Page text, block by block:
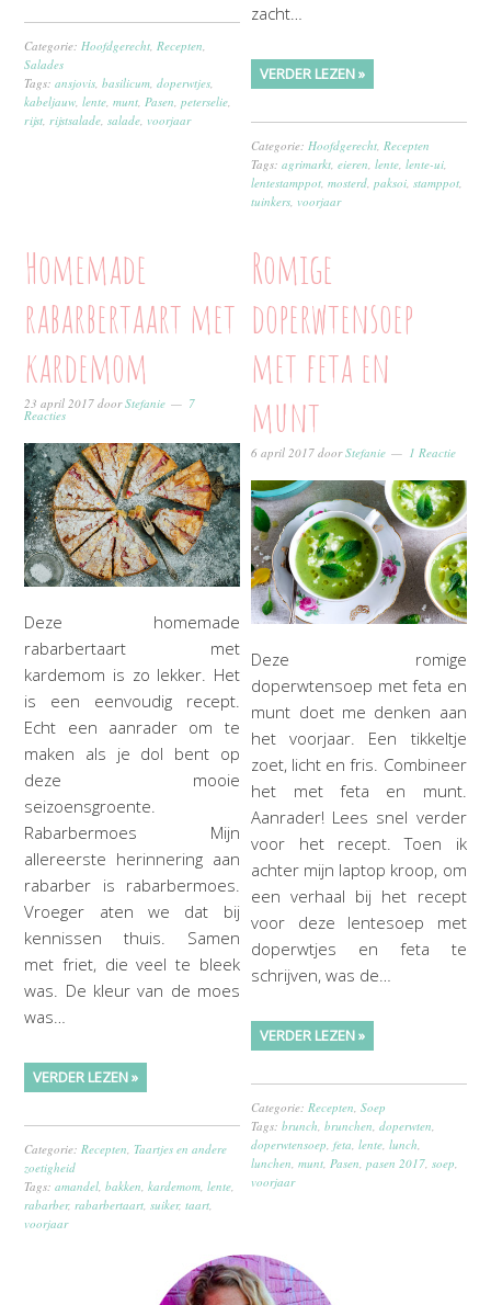
Categorie: Hoofdgerecht Recepten
Salades
Tags:ansjovis ,basilicum ,doperwtjes
kabeljauw ,lente ,munt Pasen ,peterselie
rijst rijstsalade ,salade voorjaar
zacht…
VERDER LEZEN »
Categorie:Hoofdgerecht,Recepten
Tags:agrimarkt,eieren,lente,lente-ui,
lentestamppot,mosterd,paksoi,stamppot,
tuinkers, voorjaar
Homemade
rabarbertaart met
kardemom
23 april 2017 doorStefanie 7
Reacties
Deze homemade
rabarbertaart met
kardemom is zo lekker. Het
is een eenvoudig recept.
Echt een aanrader om te
maken als je dol bent op
deze mooie
seizoensgroente.
Rabarbermoes Mijn
allereerste herinnering aan
rabarber is rabarbermoes.
Vroeger aten we dat bij
kennissen thuis. Samen
met friet, die veel te bleek
was. De kleur van de moes
was…
VERDER LEZEN »
Categorie:Recepten,Taartjes en andere
zoetigheid
Tags:amandel,bakken,kardemom,lente,
rabarber,rabarbertaart,suiker,taart,
voorjaar
Romige
doperwtensoep
met feta en
munt
6 april 2017 doorStefanie 1 Reactie
Deze romige
doperwtensoep met feta en
munt doet me denken aan
het voorjaar. Een tikkeltje
zoet, licht en fris. Combineer
het met feta en munt.
Aanrader! Lees snel verder
voor het recept. Toen ik
achter mijn laptop kroop, om
een verhaal bij het recept
voor deze lentesoep met
doperwtjes en feta te
schrijven, was de…
VERDER LEZEN »
Categorie:Recepten,Soep
Tags:brunch,brunchen,doperwten,
doperwtensoep,feta,lente,lunch,
lunchen,munt,Pasen,pasen 2017,soep,
voorjaar